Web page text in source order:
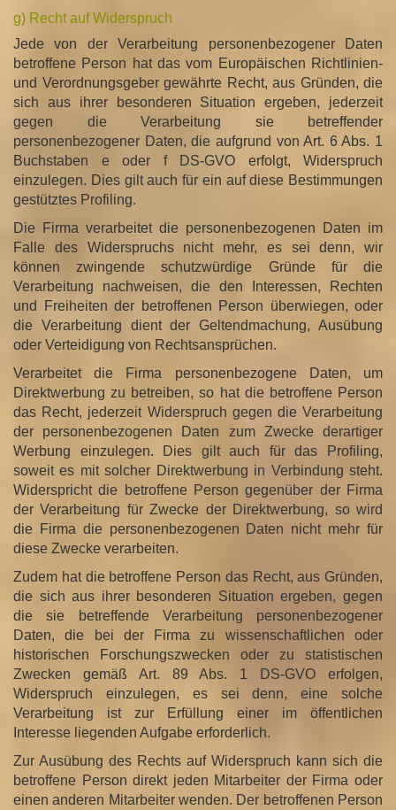
g) Recht auf Widerspruch
Jede von der Verarbeitung personenbezogener Daten
betroffene Person hat das vom Europäischen Richtlinien-
und Verordnungsgeber gewährte Recht, aus Gründen, die
sich aus ihrer besonderen Situation ergeben, jederzeit
gegen die Verarbeitung sie betreffender
personenbezogener Daten, die aufgrund von Art. 6 Abs. 1
Buchstaben e oder f DS-GVO erfolgt, Widerspruch
einzulegen. Dies gilt auch für ein auf diese Bestimmungen
gestütztes Profiling.
Die Firma verarbeitet die personenbezogenen Daten im
Falle des Widerspruchs nicht mehr, es sei denn, wir
können zwingende schutzwürdige Gründe für die
Verarbeitung nachweisen, die den Interessen, Rechten
und Freiheiten der betroffenen Person überwiegen, oder
die Verarbeitung dient der Geltendmachung, Ausübung
oder Verteidigung von Rechtsansprüchen.
Verarbeitet die Firma personenbezogene Daten, um
Direktwerbung zu betreiben, so hat die betroffene Person
das Recht, jederzeit Widerspruch gegen die Verarbeitung
der personenbezogenen Daten zum Zwecke derartiger
Werbung einzulegen. Dies gilt auch für das Profiling,
soweit es mit solcher Direktwerbung in Verbindung steht.
Widerspricht die betroffene Person gegenüber der Firma
der Verarbeitung für Zwecke der Direktwerbung, so wird
die Firma die personenbezogenen Daten nicht mehr für
diese Zwecke verarbeiten.
Zudem hat die betroffene Person das Recht, aus Gründen,
die sich aus ihrer besonderen Situation ergeben, gegen
die sie betreffende Verarbeitung personenbezogener
Daten, die bei der Firma zu wissenschaftlichen oder
historischen Forschungszwecken oder zu statistischen
Zwecken gemäß Art. 89 Abs. 1 DS-GVO erfolgen,
Widerspruch einzulegen, es sei denn, eine solche
Verarbeitung ist zur Erfüllung einer im öffentlichen
Interesse liegenden Aufgabe erforderlich.
Zur Ausübung des Rechts auf Widerspruch kann sich die
betroffene Person direkt jeden Mitarbeiter der Firma oder
einen anderen Mitarbeiter wenden. Der betroffenen Person